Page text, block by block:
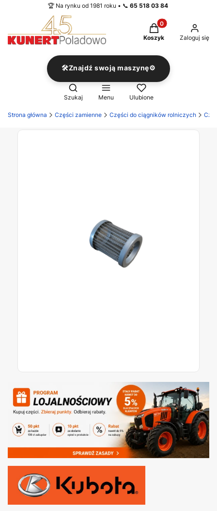
🏆 Na rynku od 1981 roku • 📞 65 518 03 84
Produkty w
Koszyk Zaloguj się
🛠️Znajdź swoją maszynę⚙️
Otwórz wyszukiwarkę
Szukaj Menu Ulubione
Strona główna Części zamienne Części do ciągników rolniczych